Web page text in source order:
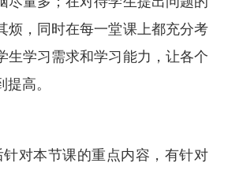
烦，同时在每一堂课上都充分考
生学习需求和学习能力，让各个
高。
对本节课的重点内容，有针对